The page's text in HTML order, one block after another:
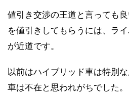
値引き交渉の王道と言っても
を値引きしてもらうには、ラ
が近道です。
以前はハイブリッド車は特別
車は不在と思われがちでした。